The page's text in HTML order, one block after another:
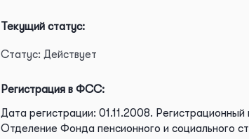
Текущий статус:
Статус: Действует
Регистрация в ФСС:
Дата регистрации: 01.11.2008.
Отделение Фонда пенсионного и социального